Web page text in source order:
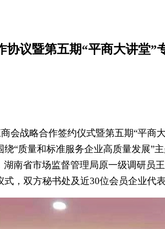
协议暨第五期“平商大讲堂”
会战略合作签约仪式暨第五期“平商
“质量和标准服务企业高质量发展”主
南省市场监督管理局原一级调研员
式，双方秘书处及近30位会员企业代